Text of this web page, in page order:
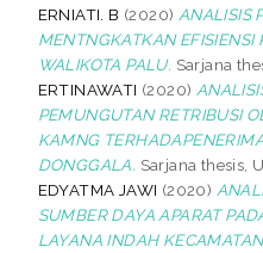
ERNIATI. B (2020) ANALISIS
MENTNGKATKAN EFISIENSI
WALIKOTA PALU. Sarjana
ERTINAWATI (2020)
PEMUNGUTAN RETRIBUSI
KAMNG
DONGGALA. Sarjana thesis,
EDYATMA JAWI (2020)
SUMBER DAYA APARAT
LAYANA INDAH